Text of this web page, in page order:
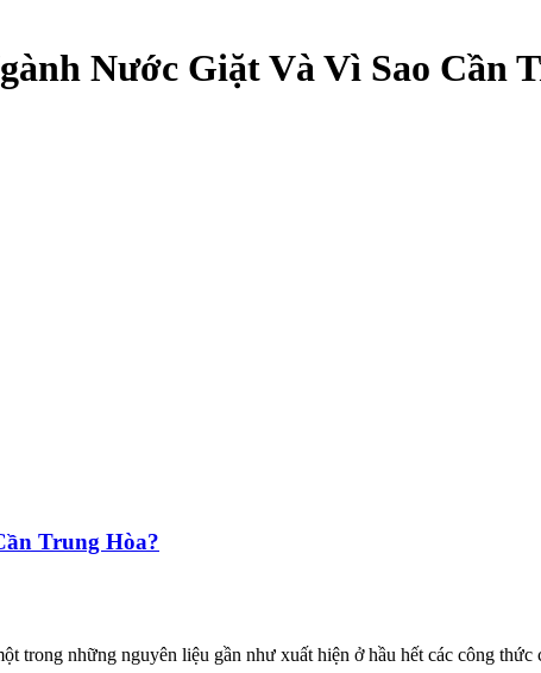
Nước Giặt Và Vì Sao Cần
Trung Hòa?
trong những nguyên liệu gần như xuất hiện ở hầu hết các công